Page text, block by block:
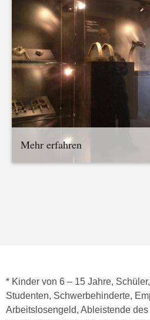
Mehr erfahren
* Kinder von 6 – 15 Jahre,
Studenten, Schwerbehinderte,
Arbeitslosengeld, Ableistende des